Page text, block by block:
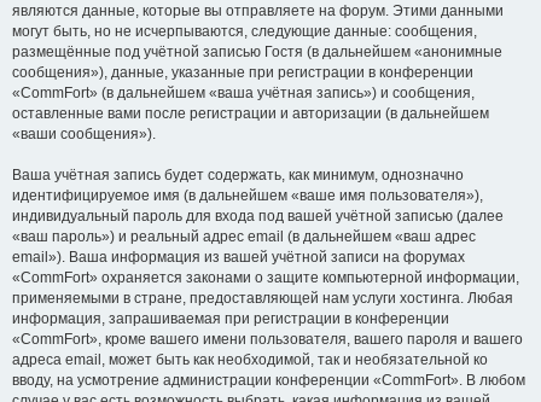
являются данные, которые вы отправляете на форум. Этими данными
могут быть, но не исчерпываются, следующие данные: сообщения,
размещённые под учётной записью Гостя (в дальнейшем «анонимные
сообщения»), данные, указанные при регистрации в конференции
«CommFort» (в дальнейшем «ваша учётная запись») и сообщения,
оставленные вами после регистрации и авторизации (в дальнейшем
«ваши сообщения»).
Ваша учётная запись будет содержать, как минимум, однозначно
идентифицируемое имя (в дальнейшем «ваше имя пользователя»),
индивидуальный пароль для входа под вашей учётной записью (далее
«ваш пароль») и реальный адрес email (в дальнейшем «ваш адрес
email»). Ваша информация из вашей учётной записи на форумах
«CommFort» охраняется законами о защите компьютерной информации,
применяемыми в стране, предоставляющей нам услуги хостинга. Любая
информация, запрашиваемая при регистрации в конференции
«CommFort», кроме вашего имени пользователя, вашего пароля и вашего
адреса email, может быть как необходимой, так и необязательной ко
вводу, на усмотрение администрации конференции «CommFort». В любом